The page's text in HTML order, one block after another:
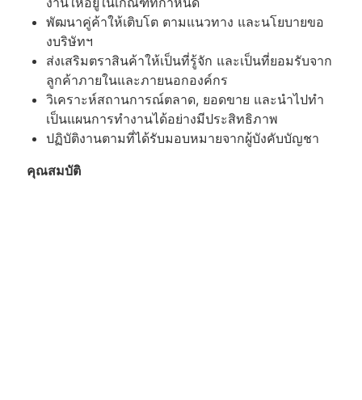
พัฒนาคู่ค้าให้เติบโต ตามแนวทาง และนโยบายขอ
งบริษัทฯ
ส่งเสริมตราสินค้าให้เป็นที่รู้จัก และเป็นที่ยอมรับจาก
ลูกค้าภายในและภายนอกองค์กร
วิเคราะห์สถานการณ์ตลาด, ยอดขาย และนำไปทำ
เป็นแผนการทำงานได้อย่างมีประสิทธิภาพ
ปฏิบัติงานตามที่ได้รับมอบหมายจากผู้บังคับบัญชา
คุณสมบัติ